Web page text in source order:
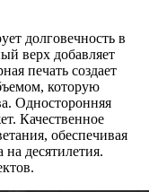
долговечность в
верх добавляет
печать создает
которую
Односторонняя
Качественное
обеспечивая
десятилетия.